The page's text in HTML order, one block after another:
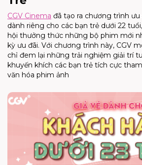
CGV Cinema đã tạo ra chương trình ưu
dành riêng cho các bạn trẻ dưới 22
hội thưởng thức những bộ phim mới
kỳ ưu đãi. Với chương trình này, CGV
chỉ đem lại những trải nghiệm giải trí
khuyến khích các bạn trẻ tích cực
văn hóa phim ảnh